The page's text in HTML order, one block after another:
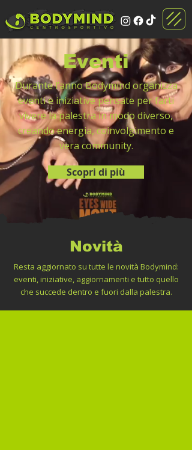
Eventi
Durante l’anno Bodymind organizza
eventi e iniziative pensate per farti
vivere la palestra in modo diverso,
creando energia, coinvolgimento e
vera community.
Scopri di più
Novità
Resta aggiornato su tutte le novità Bodymind:
eventi, iniziative, aggiornamenti e tutto quello
che succede dentro e fuori dalla palestra.